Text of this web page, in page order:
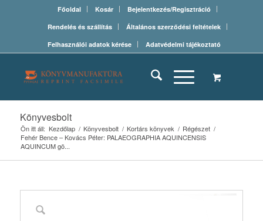
Főoldal Kosár
Bejelentkezés/Regisztráció
Rendelés és szállítás
Általános szerződési feltételek
Felhasználói adatok kérése
Adatvédelmi tájékoztató
Könyvesbolt
Ön itt áll: Kezdőlap / Könyvesbolt / Kortárs könyvek / Régészet /
Fehér Bence – Kovács Péter: PALAEOGRAPHIA AQUINCENSIS
AQUINCUM gö...